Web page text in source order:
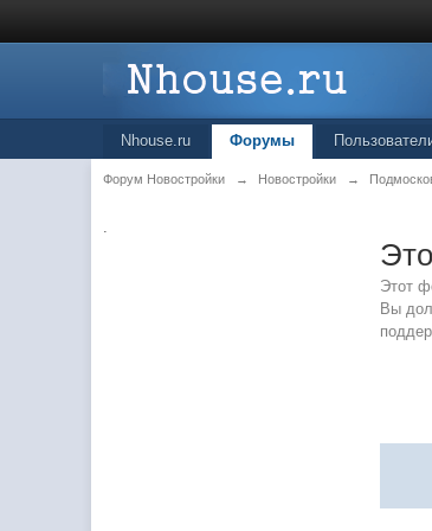
Nhouse.ru Форумы
Форум Новостройки → Новостройки →
.
Этот
Вы